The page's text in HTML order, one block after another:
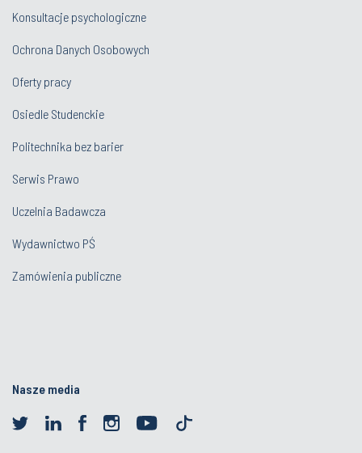
Konsultacje psychologiczne
Ochrona Danych Osobowych
Oferty pracy
Osiedle Studenckie
Politechnika bez barier
Serwis Prawo
Uczelnia Badawcza
Wydawnictwo PŚ
Zamówienia publiczne
Nasze media